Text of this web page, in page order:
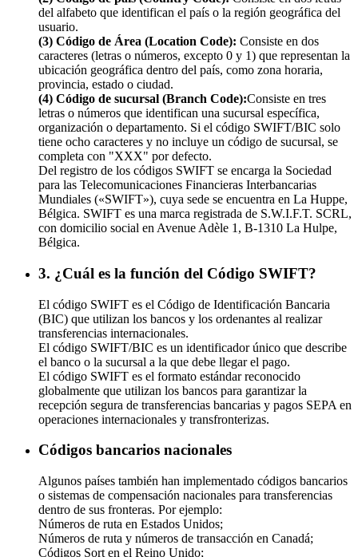
del alfabeto que identifican el país o la región geográfica del
usuario.
(3) Código de Área (Location Code): Consiste en dos
caracteres (letras o números, excepto 0 y 1) que representan la
ubicación geográfica dentro del país, como zona horaria,
provincia, estado o ciudad.
(4) Código de sucursal (Branch Code):Consiste en tres
letras o números que identifican una sucursal específica,
organización o departamento. Si el código SWIFT/BIC solo
tiene ocho caracteres y no incluye un código de sucursal, se
completa con "XXX" por defecto.
Del registro de los códigos SWIFT se encarga la Sociedad
para las Telecomunicaciones Financieras Interbancarias
Mundiales («SWIFT»), cuya sede se encuentra en La Huppe,
Bélgica. SWIFT es una marca registrada de S.W.I.F.T. SCRL,
con domicilio social en Avenue Adèle 1, B-1310 La Hulpe,
Bélgica.
3. ¿Cuál es la función del Código SWIFT?
El código SWIFT es el Código de Identificación Bancaria
(BIC) que utilizan los bancos y los ordenantes al realizar
transferencias internacionales.
El código SWIFT/BIC es un identificador único que describe
el banco o la sucursal a la que debe llegar el pago.
El código SWIFT es el formato estándar reconocido
globalmente que utilizan los bancos para garantizar la
recepción segura de transferencias bancarias y pagos SEPA en
operaciones internacionales y transfronterizas.
Códigos bancarios nacionales
Algunos países también han implementado códigos bancarios
o sistemas de compensación nacionales para transferencias
dentro de sus fronteras. Por ejemplo:
Números de ruta en Estados Unidos;
Números de ruta y números de transacción en Canadá;
Códigos Sort en el Reino Unido;